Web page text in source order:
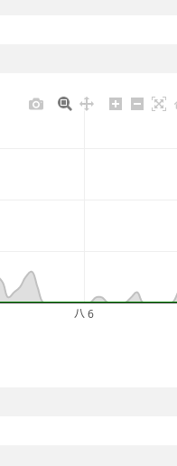
八 6